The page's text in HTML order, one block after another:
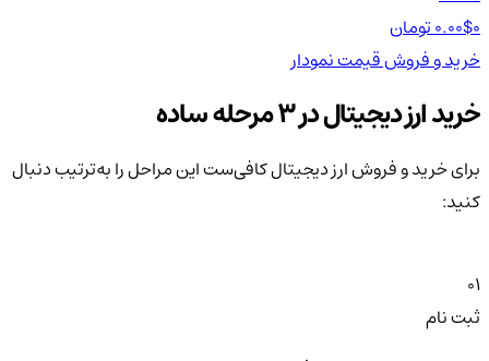
0.00$
خرید و فروشقیمتنمودار
خرید ارز دیجیتال در 3 مرحله ساده
برای خرید و فروش ارز دیجیتال کافی‌ست این مراحل را به‌ترتیب دنبال
کنید:
01
ثبت نام